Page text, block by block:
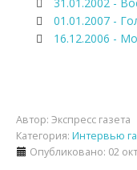
01.01.2007 -
16.12.2006 -
Автор: Экспресс газета
Категория: Интервью
Опубликовано: 02